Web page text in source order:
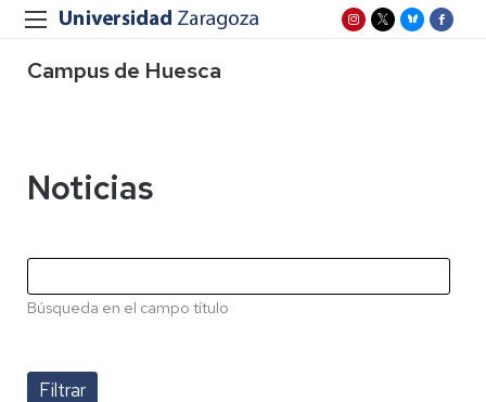
Campus de Huesca
Noticias
Búsqueda en el campo título